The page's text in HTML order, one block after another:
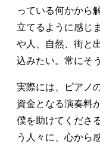
っている何かから
立てるように感じ
や人、自然、街と
込みたい。常にそ
実際には、ピアノ
資金となる演奏料
僕を助けてくださ
う人々に、心から